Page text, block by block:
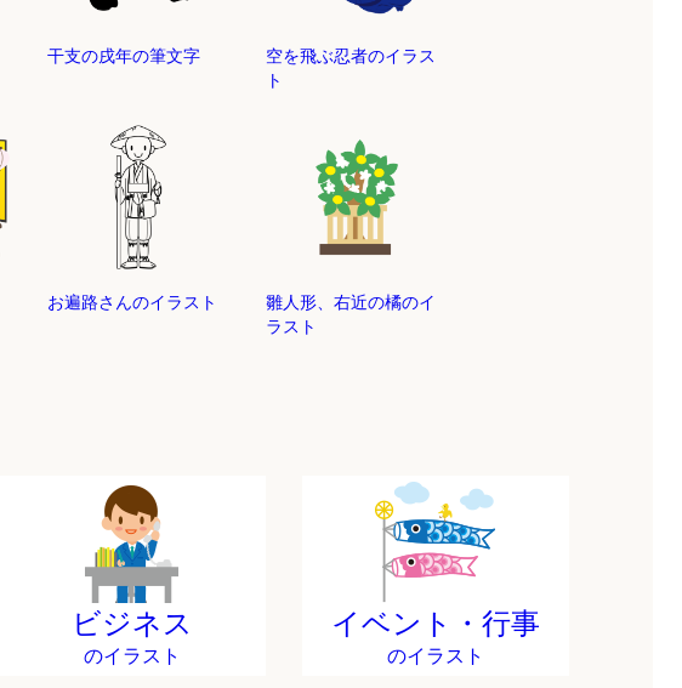
干支の戌年の筆文字
空を飛ぶ忍者のイラス
ト
お遍路さんのイラスト
雛人形、右近の橘のイ
ラスト
ビジネス
のイラスト
イベント・行事
のイラスト